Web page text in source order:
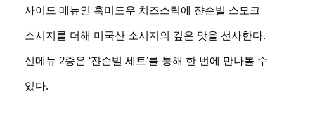
사이드 메뉴인 흑미도우 치즈스틱에 쟌슨빌 스모크
소시지를 더해 미국산 소시지의 깊은 맛을 선사한다.
신메뉴 2종은 ‘쟌슨빌 세트’를 통해 한 번에 만나볼 수
있다.